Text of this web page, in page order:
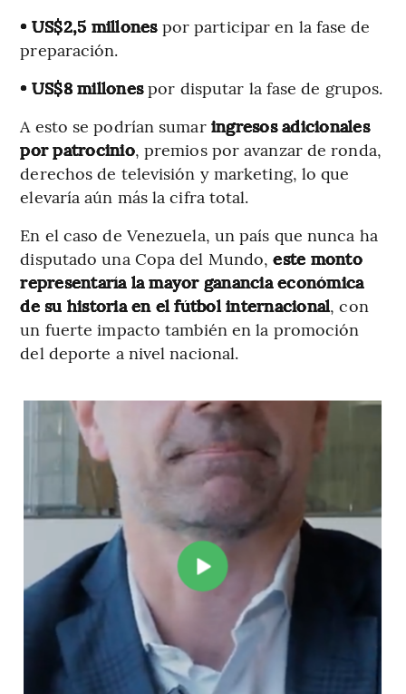
• US$2,5 millones por participar en la fase de
preparación.
• US$8 millonespor disputar la fase de grupos.
A esto se podrían sumaringresos adicionales
por patrocinio, premios por avanzar de ronda,
derechos de televisión y marketing, lo que
elevaría aún más la cifra total.
En el caso de Venezuela, un país que nunca ha
disputado una Copa del Mundo,este monto
representaría la mayor ganancia económica
de su historia en el fútbol internacional, con
un fuerte impacto también en la promoción
del deporte a nivel nacional.